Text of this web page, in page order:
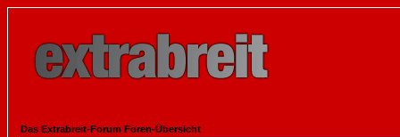
Das Extrabreit-Forum Foren-Übersicht